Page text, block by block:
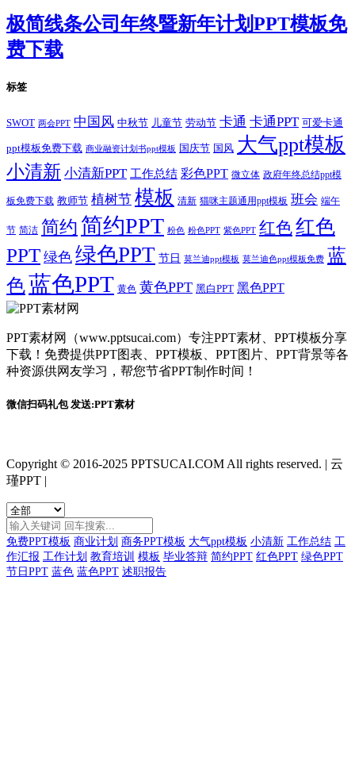
极简线条公司年终暨新年计划PPT模板免
费下载
标签
SWOT 两会PPT 中国风 中秋节 儿童节 劳动节 卡通 卡通PPT 可爱卡通
ppt模板免费下载 商业融资计划书ppt模板 国庆节 国风 大气ppt模板
小清新 小清新PPT 工作总结 彩色PPT 微立体 政府年终总结ppt模
板免费下载 教师节 植树节 模板 清新 猫咪主题通用ppt模板 班会 端午
节 简洁 简约 简约PPT 粉色 粉色PPT 紫色PPT 红色红色
PPT 绿色 绿色PPT 节日 莫兰迪ppt模板 莫兰迪色ppt模板免费 蓝
色蓝色PPT 黄色 黄色PPT 黑白PPT 黑色PPT
PPT素材网（www.pptsucai.com）专注PPT素材、PPT模板分享
下载！免费提供PPT图表、PPT模板、PPT图片、PPT背景等各
种资源供网友学习，帮您节省PPT制作时间！
微信扫码礼包 发送:PPT素材
Copyright © 2016-2025 PPTSUCAI.COM All rights reserved. | 云
瑾PPT |
免费PPT模板 商业计划 商务PPT模板 大气ppt模板 小清新 工作总结 工
作汇报 工作计划 教育培训 模板 毕业答辩 简约PPT 红色PPT 绿色PPT
节日PPT 蓝色 蓝色PPT 述职报告